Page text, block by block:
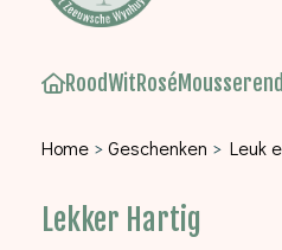
RoodWitRoséMousserend
Home >Geschenken > Leuk
Lekker Hartig